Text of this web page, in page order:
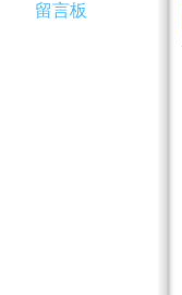
留言板